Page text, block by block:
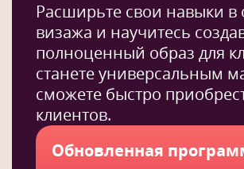
Расширьте свои навыки в
визажа и научитесь
полноценный образ для
станете универсальным
сможете быстро
клиентов.
Обновленная